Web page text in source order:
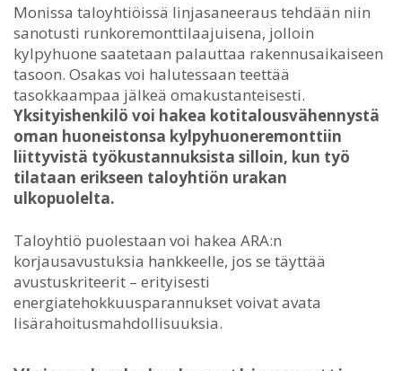
Monissa taloyhtiöissä linjasaneeraus tehdään niin
sanotusti runkoremonttilaajuisena, jolloin
kylpyhuone saatetaan palauttaa rakennusaikaiseen
tasoon. Osakas voi halutessaan teettää
tasokkaampaa jälkeä omakustanteisesti.
Yksityishenkilö voi hakea kotitalousvähennystä
oman huoneistonsa kylpyhuoneremonttiin
liittyvistä työkustannuksista silloin, kun työ
tilataan erikseen taloyhtiön urakan
ulkopuolelta.
Taloyhtiö puolestaan voi hakea ARA:n
korjausavustuksia hankkeelle, jos se täyttää
avustuskriteerit – erityisesti
energiatehokkuusparannukset voivat avata
lisärahoitusmahdollisuuksia.